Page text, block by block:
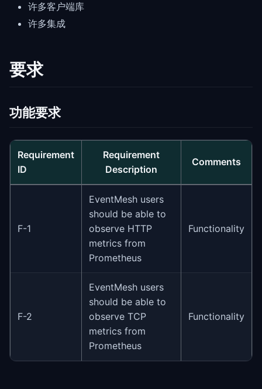
许多客户端库
许多集成
要求
功能要求
Requirement
ID
Requirement
Description
Comments
F-1
EventMesh users
should be able to
observe HTTP
metrics from
Prometheus
Functionality
F-2
EventMesh users
should be able to
observe TCP
metrics from
Prometheus
Functionality